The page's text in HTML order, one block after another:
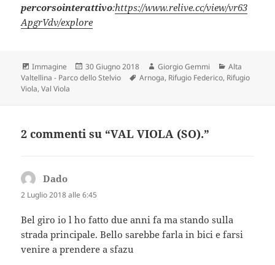
percorsointerattivo:https://www.relive.cc/view/vr63
ApgrVdv/explore
Formato
Immagine
Scritto
il
30 Giugno 2018 Autore
Giorgio Gemmi Categorie
Alta
Valtellina - Parco dello Stelvio
Tag
Arnoga, Rifugio Federico, Rifugio
Viola,Val Viola
2 commenti su “VAL VIOLA (SO).”
Dado
detto:
2 Luglio 2018 alle 6:45
Bel giro io l ho fatto due anni fa ma stando sulla
strada principale. Bello sarebbe farla in bici e farsi
venire a prendere a sfazu